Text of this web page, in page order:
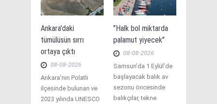
Ankara'daki
tümülüsün sırrı
ortaya çıktı
08-08-2026
Ankara’nın Polatlı
ilçesinde bulunan ve
2023 yılında UNESCO
"Halk bol miktarda
palamut yiyecek"
08-08-2026
Samsun’da 1 Eylül’de
başlayacak balık av
sezonu öncesinde
balıkçılar, tekne